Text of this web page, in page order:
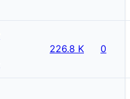
226.8 K 0